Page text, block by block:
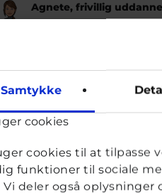
Samtykke
cookies
cookies til at tilpasse
funktioner til sociale
Vi deler også
Agnete, frivillig